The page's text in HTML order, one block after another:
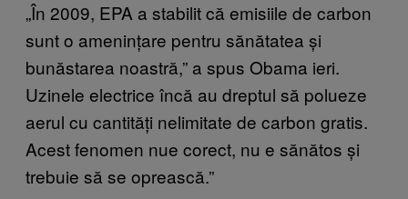
„În 2009, EPA a stabilit că emisiile de carbon
sunt o amenințare pentru sănătatea și
bunăstarea noastră,” a spus Obama ieri.
Uzinele electrice încă au dreptul să polueze
aerul cu cantități nelimitate de carbon gratis.
Acest fenomen nue corect, nu e sănătos și
trebuie să se oprească.”